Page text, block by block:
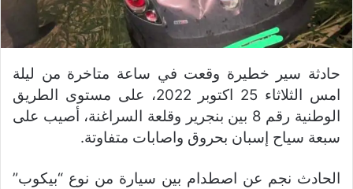
حادثة سير خطيرة وقعت في ساعة متاخرة من ليلة
امس الثلاثاء 25 اكتوبر 2022، على مستوى الطريق
الوطنية رقم 8 بين بنجرير وقلعة السراغنة، أصيب على
سبعة سياح إسبان بحروق واصابات متفاوتة.
الحادث نجم عن اصطدام بين سيارة من نوع “بيكوب”